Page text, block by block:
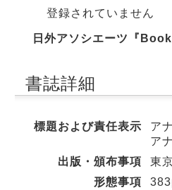
登録されていません
日外アソシエーツ『
書誌詳細
標題および責任表示
ア
ア
出版・頒布事項
東
形態事項